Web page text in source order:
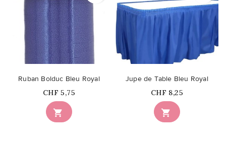

Ruban Bolduc Bleu Royal
Prix
CHF 5,75

Jupe de Table Bleu Royal
Prix
CHF 8,25